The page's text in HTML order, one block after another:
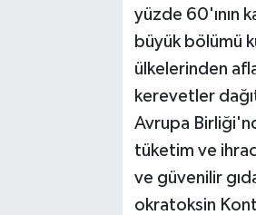
yüzde 60'ının
büyük bölümü
ülkelerinden
kerevetler
Avrupa
tüketim ve
ve güvenilir
okratoksin